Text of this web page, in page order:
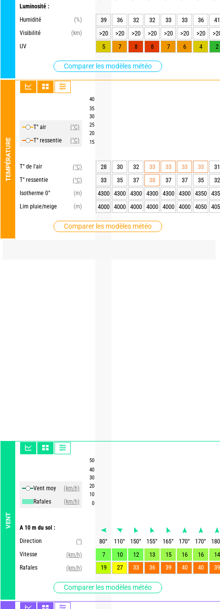
Luminosité :
Humidité
(%)
Visibilité
(km)
UV
Comparer les modèles météo
TEMPÉRATURE
T° air
(°C)
T° ressentie
(°C)
T° de l'air
(°C)
T° ressentie
(°C)
Isotherme 0°
(m)
Lim pluie/neige
(m)
Comparer les modèles météo
VENT
Vent moy
(km/h)
Rafales
(km/h)
A 10 m du sol :
Direction
(°)
Vitesse
(km/h)
Rafales
(km/h)
Comparer les modèles météo
40
35
30
25
20
15
50
40
30
20
10
0
39 36 32 32 33 33 36
41
>20
>20 >20 >20 >20 >20 >20
5
7 8 8 7 6 4 2
28 30 32 33 33 33 33
31
33
35 37 38 37 37 35
32
4300
4300 4300 4300 4300 4300 4350
4000
4000 4000 4000 4000 4000 4050
80° 110° 150° 155° 165° 170° 170°
180
7
10 12 13 15 16 16
14
19
27 33 36 39 40 40 39